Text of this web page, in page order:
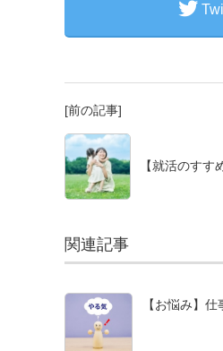
[前の記事]
【就活のす
関連記事
【お悩み】